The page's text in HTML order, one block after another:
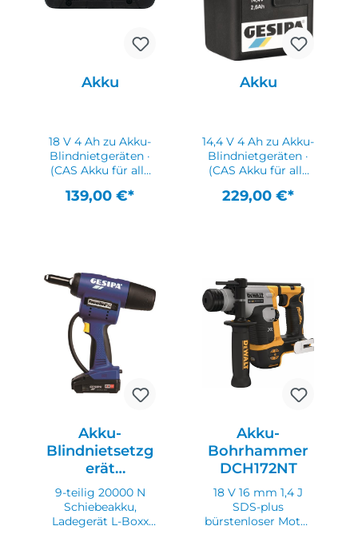
Akku
18 V 4 Ah zu Akku-
Blindnietgeräten ·
(CAS Akku für alle
System)
139,00 €*
Akku
14,4 V 4 Ah zu Akku-
Blindnietgeräten ·
(CAS Akku für alle
System)
229,00 €*
Akku-
Blindnietsetzg
erät
PowerBird®
Pro Gold
Edition
9-teilig 20000 N
Schiebeakku,
Ladegerät L-Boxx
Akku-
Bohrhammer
DCH172NT
18 V 16 mm 1,4 J
SDS-plus
bürstenloser Motor